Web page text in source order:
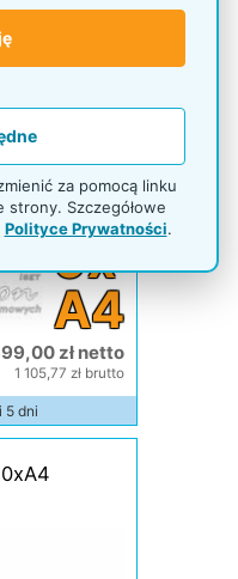
9x
A4
zł netto
1 105,77 zł brutto
5 dni
za pomocą linku
strony. Szczegółowe
Polityce Prywatności.